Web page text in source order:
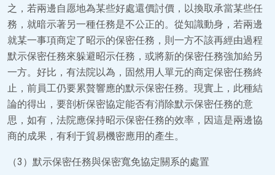
之，若兩邊自愿地為某些好處還價討價，以換取承當某些任
務，就暗示著另一種任務是不公正的。從知識動身，若兩邊
就某一事項商定了昭示的保密任務，則一方不該再經由過程
默示保密任務來躲避昭示任務，或將新的保密任務強加給另
一方。好比，有法院以為，固然用人單元的商定保密任務終
止，前員工仍要累贅響應的默示保密任務。現實上，此種結
論的得出，要剖析保密協定能否有消除默示保密任務的意
思，如有，法院應保持昭示保密任務的效率，因這是兩邊協
商的成果，有利于貿易機密應用的產生。
（3）默示保密任務與保密寬免協定關系的處置